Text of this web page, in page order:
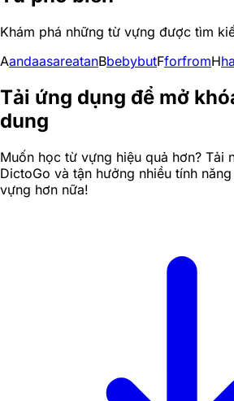
Khám phá những từ vựng được tìm
AandaasareatanBbebybutFforfromH
Tải ứng dụng để mở
dung
Muốn học từ vựng hiệu quả hơn? Tải
DictoGo và tận hưởng nhiều tính
vựng hơn nữa!